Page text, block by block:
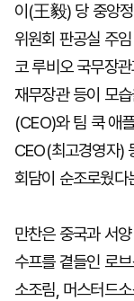
이(王毅) 당 중앙
위원회 판공실 주
코 루비오 국무장
재무장관 등이 모
(CEO)와 팀 쿡 애
CEO(최고경영자)
회담이 순조로웠다
만찬은 중국과 서
수프를 곁들인 로
소조림, 머스터드